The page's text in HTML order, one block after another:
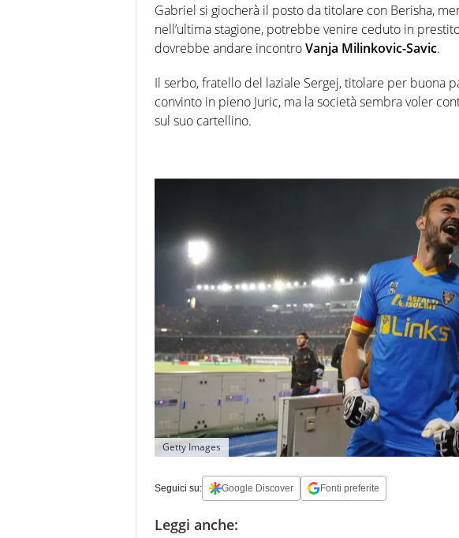
Gabriel si giocherà il posto da titolare con Berisha,
nell’ultima stagione, potrebbe venire ceduto in
dovrebbe andare incontroVanja Milinkovic-Savic.
Il serbo, fratello del laziale Sergej, titolare per buona
convinto in pieno Juric, ma la società sembra voler
sul suo cartellino.
Getty Images
Seguici su: Google Discover Fonti preferite
Leggi anche: